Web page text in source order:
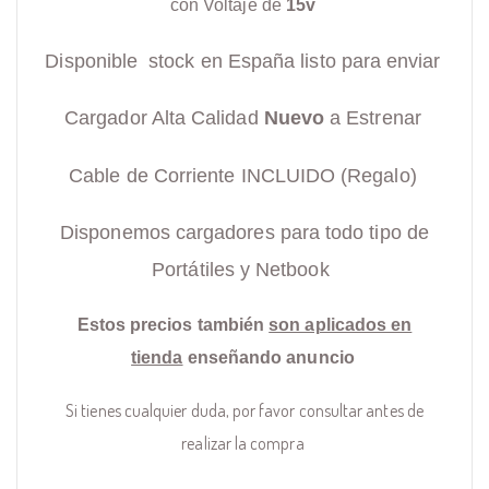
con Voltaje de 15v
Disponible stock en España listo para enviar
Cargador Alta Calidad Nuevo a Estrenar
Cable de Corriente INCLUIDO (Regalo)
Disponemos cargadores para todo tipo de
Portátiles y Netbook
Estos precios también son aplicados en
tienda enseñando anuncio
Si tienes cualquier duda, por favor consultar antes de
realizar la compra